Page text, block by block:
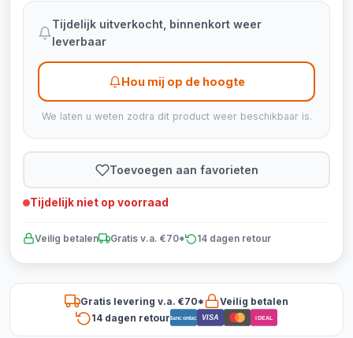
Tijdelijk uitverkocht, binnenkort weer
leverbaar
Hou mij op de hoogte
We laten u weten zodra dit product weer beschikbaar is.
Toevoegen aan favorieten
Tijdelijk niet op voorraad
Veilig betalen Gratis v.a. €70* 14 dagen retour
Gratis levering v.a. €70*
Veilig betalen
14 dagen retourBancontact VISA iDEAL